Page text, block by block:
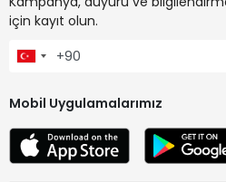
için kayıt olun.
Mobil Uygulamalarımız